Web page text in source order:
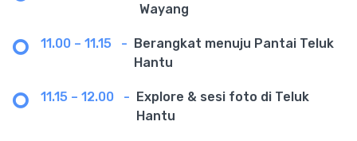
Wayang
11.00 – 11.15 - Berangkat menuju Pantai Teluk
Hantu
11.15 – 12.00 - Explore & sesi foto di Teluk
Hantu